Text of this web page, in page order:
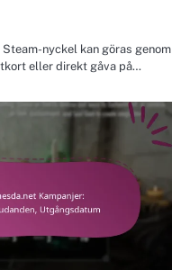
nyckel kan göras genom
eller direkt gåva på…